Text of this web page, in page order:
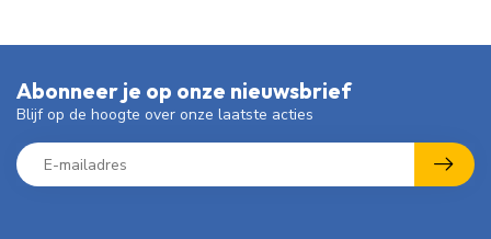
Abonneer je op onze nieuwsbrief
Blijf op de hoogte over onze laatste acties